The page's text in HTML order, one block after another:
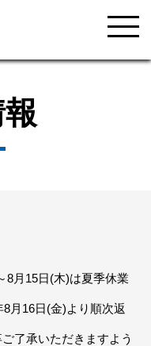
8月 15日(木)は夏季休業
8月 16日(金)より順次返
了承いただきますよう